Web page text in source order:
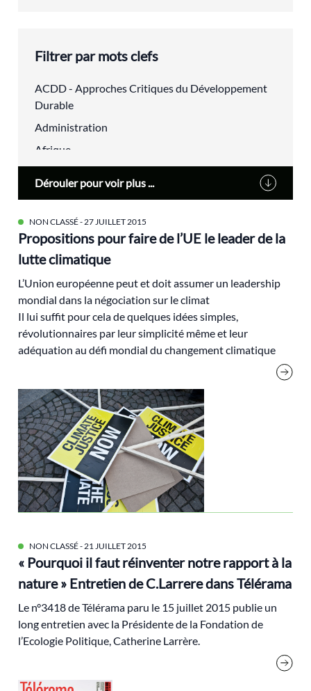
NON CLASSÉ- 27 JUILLET 2015
Propositions pour faire de l’UE le leader de la
lutte climatique
L’Union européenne peut et doit assumer un leadership
mondial dans la négociation sur le climat
Il lui suffit pour cela de quelques idées simples,
révolutionnaires par leur simplicité même et leur
adéquation au défi mondial du changement climatique
NON CLASSÉ- 21 JUILLET 2015
« Pourquoi il faut réinventer notre rapport à la
nature » Entretien de C.Larrere dans Télérama
Le n°3418 deTélérama paru le 15 juillet 2015 publie un
long entretien avec la Présidente de la Fondation de
l’Ecologie Politique, Catherine Larrère.
Filtrer par mots clefs
ACDD - Approches Critiques du Développement
Durable
Administration
Afrique
Alain Lipietz
Alimentation
Alsace
alternatives
aménagement du territoire
analyse électorale
Anthropocène
Antoine Waechter
audiovisuel
Biodiversité
biorégion
Brice Lalonde
Cédric Villani
Changement climatique
cluny
Cohn-Bendit Dany
Conflit
COP21
Dérouler pour voir plus ...